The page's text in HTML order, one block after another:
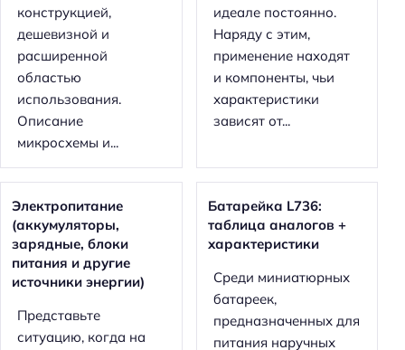
конструкцией,
дешевизной и
расширенной
областью
использования.
Описание
микросхемы и...
идеале постоянно.
Наряду с этим,
применение находят
и компоненты, чьи
характеристики
зависят от...
Электропитание
(аккумуляторы,
зарядные, блоки
питания и другие
источники энергии)
Представьте
ситуацию, когда на
Батарейка L736:
таблица аналогов +
характеристики
Среди миниатюрных
батареек,
предназначенных для
питания наручных